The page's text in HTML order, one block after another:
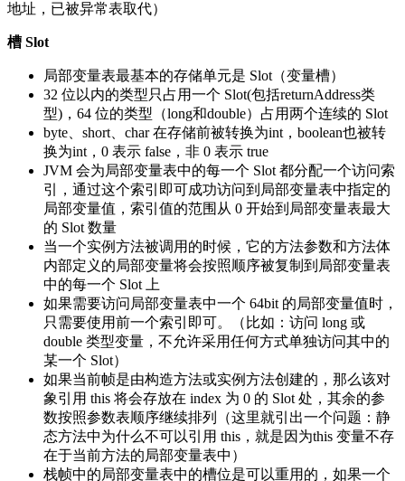
地址，已被异常表取代）
槽 Slot
局部变量表最基本的存储单元是 Slot（变量槽）
32 位以内的类型只占用一个 Slot(包括returnAddress类
型)，64 位的类型（long和double）占用两个连续的 Slot
byte、short、char 在存储前被转换为int，boolean也被转
换为int，0 表示 false，非 0 表示 true
JVM 会为局部变量表中的每一个 Slot 都分配一个访问索
引，通过这个索引即可成功访问到局部变量表中指定的
局部变量值，索引值的范围从 0 开始到局部变量表最大
的 Slot 数量
当一个实例方法被调用的时候，它的方法参数和方法体
内部定义的局部变量将会按照顺序被复制到局部变量表
中的每一个 Slot 上
如果需要访问局部变量表中一个 64bit 的局部变量值时，
只需要使用前一个索引即可。（比如：访问 long 或
double 类型变量，不允许采用任何方式单独访问其中的
某一个 Slot）
如果当前帧是由构造方法或实例方法创建的，那么该对
象引用 this 将会存放在 index 为 0 的 Slot 处，其余的参
数按照参数表顺序继续排列（这里就引出一个问题：静
态方法中为什么不可以引用 this，就是因为this 变量不存
在于当前方法的局部变量表中）
栈帧中的局部变量表中的槽位是可以重用的，如果一个